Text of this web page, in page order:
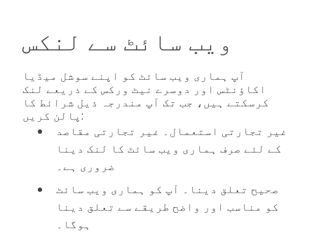
ویب سائٹ سے لنکس
آپ ہماری ویب سائٹ کو اپنے سوشل میڈیا
اکاؤنٹس اور دوسرے نیٹ ورکس کے ذریعے لنک
کرسکتے ہیں، جب تک آپ مندرجہ ذیل شرائط کا
پالن کریں:
غیر تجارتی استعمال۔ غیر تجارتی مقاصد
کے لئے صرف ہماری ویب سائٹ کا لنک دینا
ضروری ہے۔
صحیح تعلق دینا۔ آپ کو ہماری ویب سائٹ
کو مناسب اور واضح طریقے سے تعلق دینا
ہوگا۔